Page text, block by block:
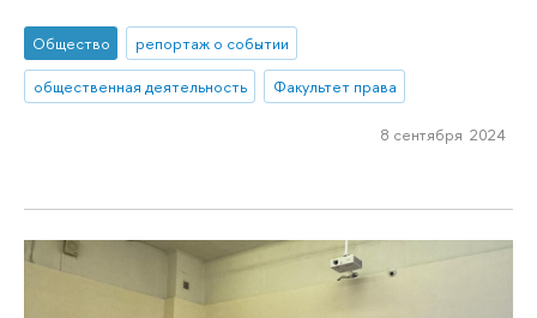
Общество
репортаж о событии
общественная деятельность
Факультет права
8 сентября 2024